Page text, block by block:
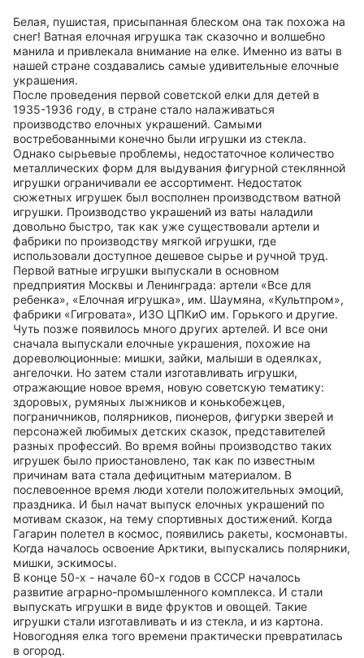
Белая, пушистая, присыпанная блеском она так похожа на
снег! Ватная елочная игрушка так сказочно и волшебно
манила и привлекала внимание на елке. Именно из ваты в
нашей стране создавались самые удивительные елочные
украшения.
После проведения первой советской елки для детей в
1935-1936 году, в стране стало налаживаться
производство елочных украшений. Самыми
востребованными конечно были игрушки из стекла.
Однако сырьевые проблемы, недостаточное количество
металлических форм для выдувания фигурной стеклянной
игрушки ограничивали ее ассортимент. Недостаток
сюжетных игрушек был восполнен производством ватной
игрушки. Производство украшений из ваты наладили
довольно быстро, так как уже существовали артели и
фабрики по производству мягкой игрушки, где
использовали доступное дешевое сырье и ручной труд.
Первой ватные игрушки выпускали в основном
предприятия Москвы и Ленинграда: артели «Все для
ребенка», «Елочная игрушка», им. Шаумяна, «Культпром»,
фабрики «Гигровата», ИЗО ЦПКиО им. Горького и другие.
Чуть позже появилось много других артелей. И все они
сначала выпускали елочные украшения, похожие на
дореволюционные: мишки, зайки, малыши в одеялках,
ангелочки. Но затем стали изготавливать игрушки,
отражающие новое время, новую советскую тематику:
здоровых, румяных лыжников и конькобежцев,
пограничников, полярников, пионеров, фигурки зверей и
персонажей любимых детских сказок, представителей
разных профессий. Во время войны производство таких
игрушек было приостановлено, так как по известным
причинам вата стала дефицитным материалом. В
послевоенное время люди хотели положительных эмоций,
праздника. И был начат выпуск елочных украшений по
мотивам сказок, на тему спортивных достижений. Когда
Гагарин полетел в космос, появились ракеты, космонавты.
Когда началось освоение Арктики, выпускались полярники,
мишки, эскимосы.
В конце 50-х - начале 60-х годов в СССР началось
развитие аграрно-промышленного комплекса. И стали
выпускать игрушки в виде фруктов и овощей. Такие
игрушки стали изготавливать и из стекла, и из картона.
Новогодняя елка того времени практически превратилась
в огород.